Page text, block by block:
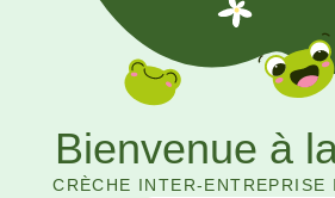
5 Rue Jane Addams,
Préinscrire mon
Espace
Bienvenue à
CRÈCHE INTER-ENTREPRISE